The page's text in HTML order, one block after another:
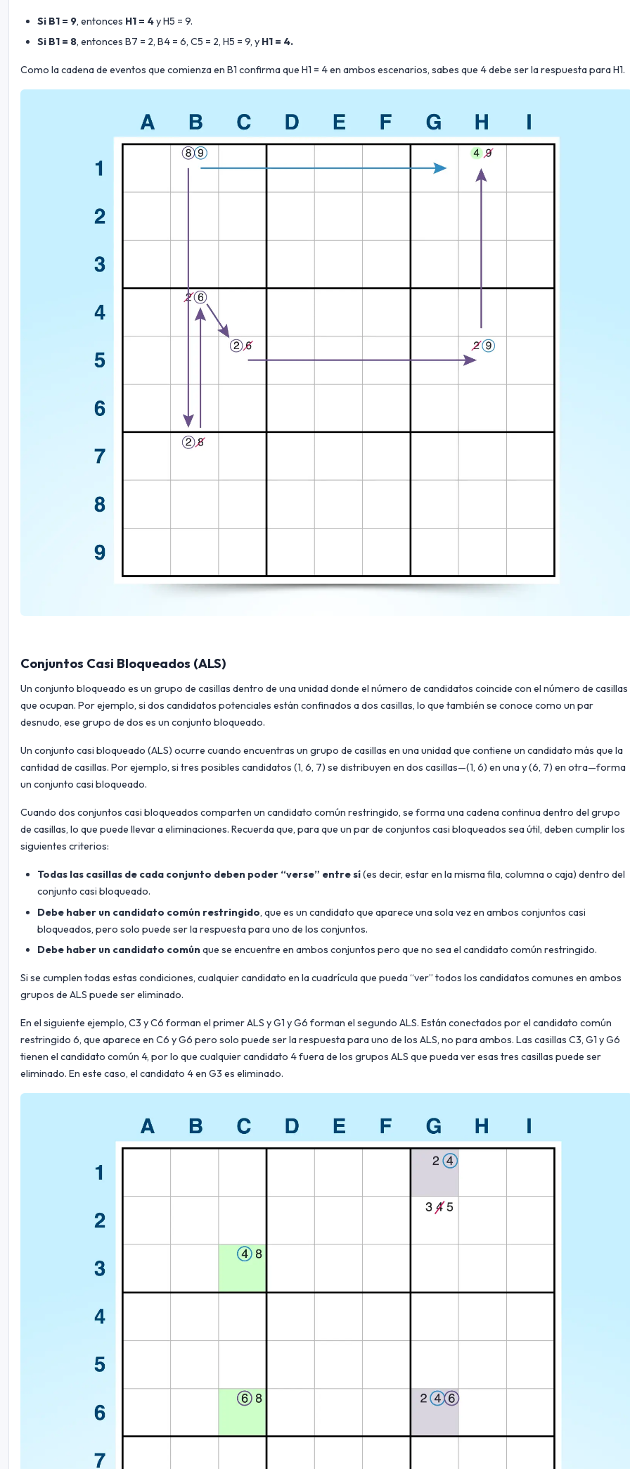
Si B1 = 9, entonces H1 = 4y H5 = 9.
Si B1 = 8, entonces B7 = 2, B4 = 6, C5 = 2, H5 = 9, y H1 = 4.
Como la cadena de eventos que comienza en B1 confirma que H1 = 4 en ambos escenarios, sabes que 4 debe ser la respuesta para H1.
Conjuntos Casi Bloqueados (ALS)
Un conjunto bloqueado es un grupo de casillas dentro de una unidad donde el número de candidatos coincide con el número de casillas
que ocupan. Por ejemplo, si dos candidatos potenciales están confinados a dos casillas, lo que también se conoce como un par
desnudo, ese grupo de dos es un conjunto bloqueado.
Un conjunto casi bloqueado (ALS) ocurre cuando encuentras un grupo de casillas en una unidad que contiene un candidato más que la
cantidad de casillas. Por ejemplo, si tres posibles candidatos (1, 6, 7) se distribuyen en dos casillas—(1, 6) en una y (6, 7) en otra—forma
un conjunto casi bloqueado.
Cuando dos conjuntos casi bloqueados comparten un candidato común restringido, se forma una cadena continua dentro del grupo
de casillas, lo que puede llevar a eliminaciones. Recuerda que, para que un par de conjuntos casi bloqueados sea útil, deben cumplir los
siguientes criterios:
Todas las casillas de cada conjunto deben poder “verse” entre sí(es decir, estar en la misma fila, columna o caja) dentro del
conjunto casi bloqueado.
Debe haber un candidato común restringido, que es un candidato que aparece una sola vez en ambos conjuntos casi
bloqueados, pero solo puede ser la respuesta para uno de los conjuntos.
Debe haber un candidato común que se encuentre en ambos conjuntos pero que no sea el candidato común restringido.
Si se cumplen todas estas condiciones, cualquier candidato en la cuadrícula que pueda “ver” todos los candidatos comunes en ambos
grupos de ALS puede ser eliminado.
En el siguiente ejemplo, C3 y C6 forman el primer ALS y G1 y G6 forman el segundo ALS. Están conectados por el candidato común
restringido 6, que aparece en C6 y G6 pero solo puede ser la respuesta para uno de los ALS, no para ambos. Las casillas C3, G1 y G6
tienen el candidato común 4, por lo que cualquier candidato 4 fuera de los grupos ALS que pueda ver esas tres casillas puede ser
eliminado. En este caso, el candidato 4 en G3 es eliminado.